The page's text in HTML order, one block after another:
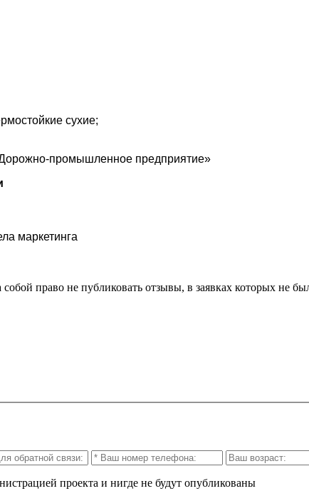
сухие;
промышленное предприятие»
маркетинга
право не публиковать отзывы, в заявках которых не
проекта и нигде не будут опубликованы